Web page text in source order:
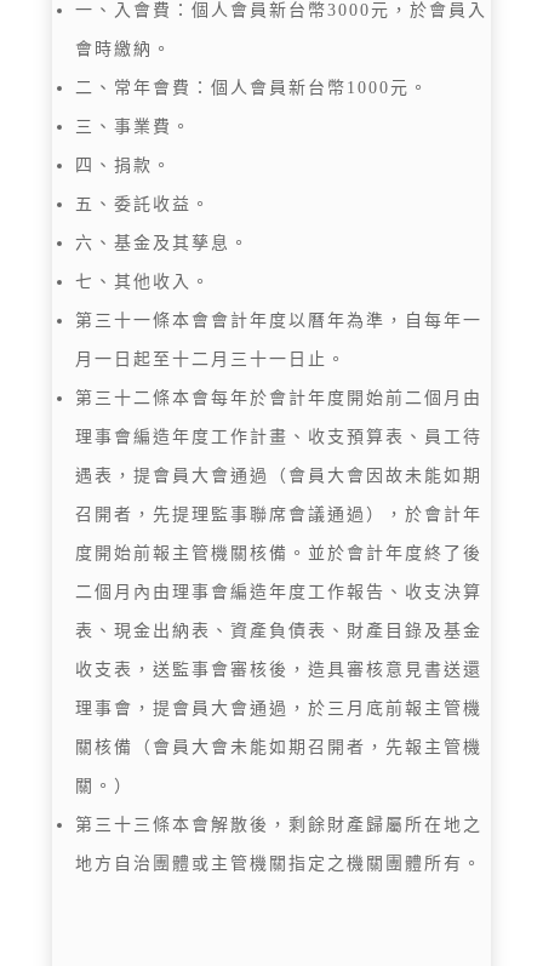
一、入會費：個人會員新台幣3000元，於會員入
會時繳納。
二、常年會費：個人會員新台幣1000元。
三、事業費。
四、捐款。
五、委託收益。
六、基金及其孳息。
七、其他收入。
第三十一條本會會計年度以曆年為準，自每年一
月一日起至十二月三十一日止。
第三十二條本會每年於會計年度開始前二個月由
理事會編造年度工作計畫、收支預算表、員工待
遇表，提會員大會通過（會員大會因故未能如期
召開者，先提理監事聯席會議通過），於會計年
度開始前報主管機關核備。並於會計年度終了後
二個月內由理事會編造年度工作報告、收支決算
表、現金出納表、資產負債表、財產目錄及基金
收支表，送監事會審核後，造具審核意見書送還
理事會，提會員大會通過，於三月底前報主管機
關核備（會員大會未能如期召開者，先報主管機
關。）
第三十三條本會解散後，剩餘財產歸屬所在地之
地方自治團體或主管機關指定之機關團體所有。